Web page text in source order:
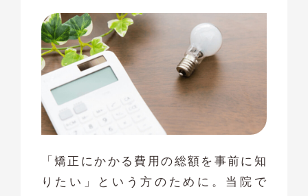
「矯正にかかる費用の総額を事前に知
りたい」という方のために。当院で